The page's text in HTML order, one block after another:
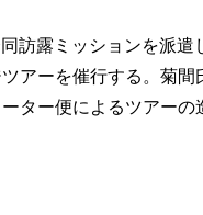
訪露ミッションを派遣
アーを催行する。菊
ター便によるツアーの